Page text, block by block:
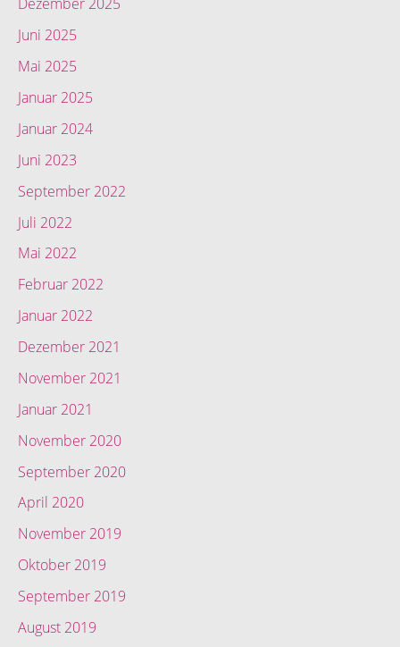
Dezember 2025
Juni 2025
Mai 2025
Januar 2025
Januar 2024
Juni 2023
September 2022
Juli 2022
Mai 2022
Februar 2022
Januar 2022
Dezember 2021
November 2021
Januar 2021
November 2020
September 2020
April 2020
November 2019
Oktober 2019
September 2019
August 2019